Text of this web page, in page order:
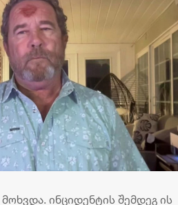
ინციდენტის შემდეგ ის